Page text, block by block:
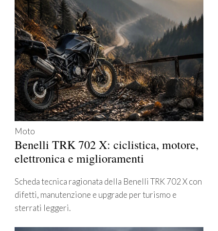
Moto
Benelli TRK 702 X: ciclistica, motore,
elettronica e miglioramenti
Scheda tecnica ragionata della Benelli TRK 702 X con
difetti, manutenzione e upgrade per turismo e
sterrati leggeri.